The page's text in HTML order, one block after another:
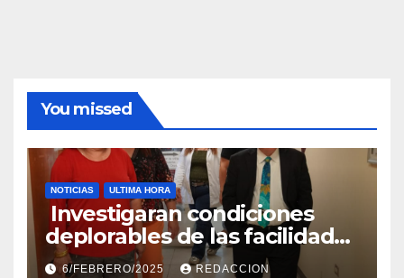
You missed
NOTICIAS ULTIMA HORA
Investigaran condiciones
deplorables de las facilidades
el Departamento de la Salud
6/FEBRERO/2025 REDACCION